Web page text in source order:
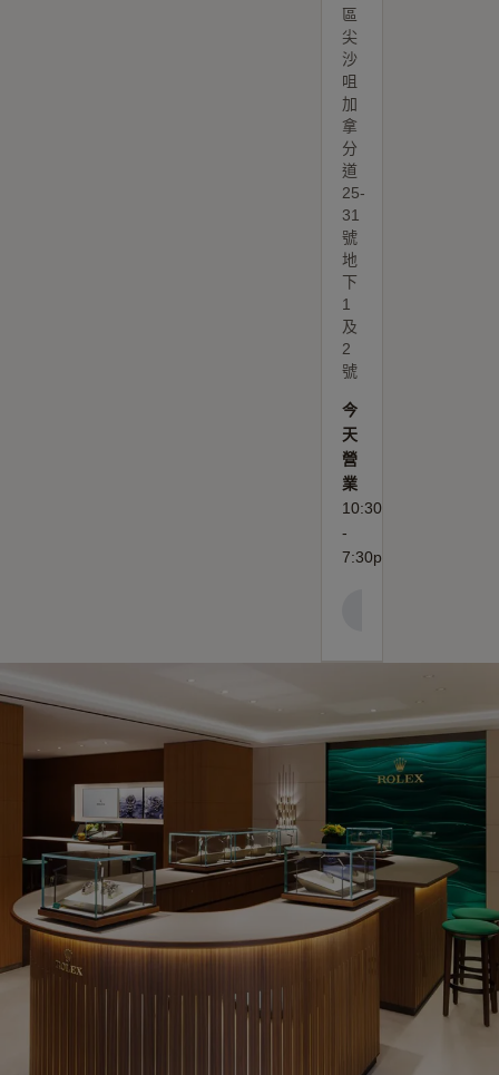
區
尖
沙
咀
加
拿
分
道
25-
31
號
地
下
1
及
2
號
今
天
營
業
10:30am
-
7:30pm